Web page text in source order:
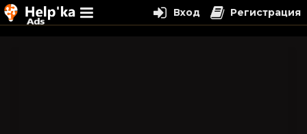
Вход Регистрация